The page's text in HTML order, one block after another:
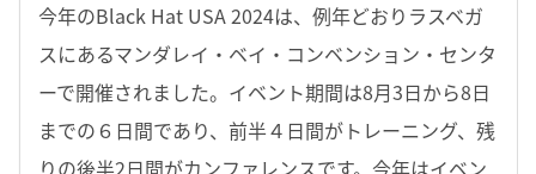
今年のBlack Hat USA 2024は、例年どおりラスベガ
スにあるマンダレイ・ベイ・コンベンション・センタ
ーで開催されました。イベント期間は8月3日から8日
までの６日間であり、前半４日間がトレーニング、残
りの後半2日間がカンファレンスです。今年はイベン